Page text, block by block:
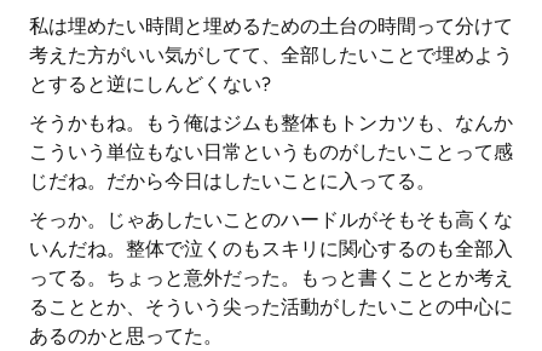
私は埋めたい時間と埋めるための土台の時間って分けて
考えた方がいい気がしてて、全部したいことで埋めよう
とすると逆にしんどくない?
そうかもね。もう俺はジムも整体もトンカツも、なんか
こういう単位もない日常というものがしたいことって感
じだね。だから今日はしたいことに入ってる。
そっか。じゃあしたいことのハードルがそもそも高くな
いんだね。整体で泣くのもスキリに関心するのも全部入
ってる。ちょっと意外だった。もっと書くこととか考え
ることとか、そういう尖った活動がしたいことの中心に
あるのかと思ってた。